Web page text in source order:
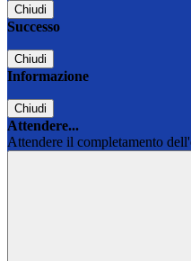
Chiudi
Successo
Chiudi
Informazione
Chiudi
Attendere...
Attendere il completamento